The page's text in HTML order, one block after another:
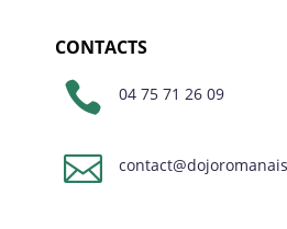
CONTACTS
 04 75 71 26 09
